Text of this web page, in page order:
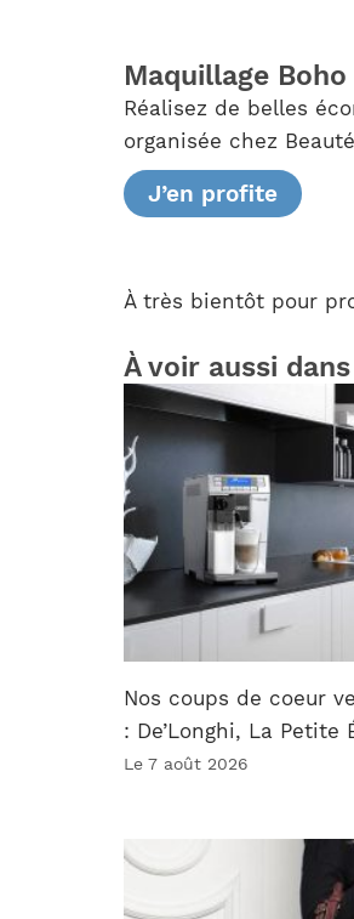
Maquillage
Réalisez de belles
organisée chez
J’en profite
À très bientôt pour
À voir aussi
Nos coups de coeur
: De’Longhi, La
Le 7 août 2026